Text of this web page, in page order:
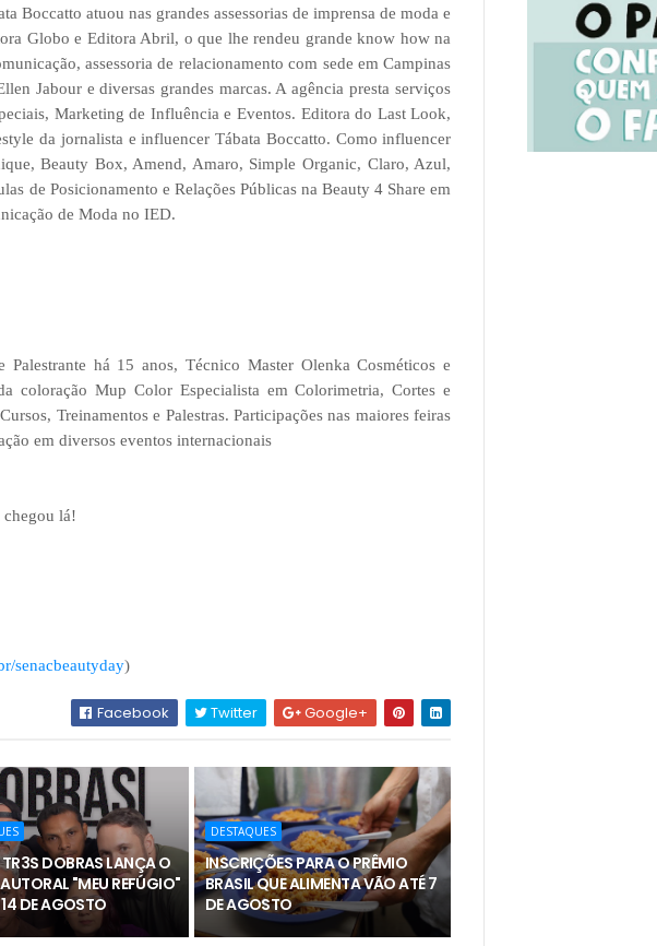
Boccatto atuou nas grandes assessorias de imprensa de moda e
Globo e Editora Abril, o que lhe rendeu grande know how na
assessoria de relacionamento com sede em Campinas
Jabour e diversas grandes marcas. A agência presta serviços
Marketing de Influência e Eventos. Editora do Last Look,
da jornalista e influencer Tábata Boccatto. Como influencer
Beauty Box, Amend, Amaro, Simple Organic, Claro, Azul,
de Posicionamento e Relações Públicas na Beauty 4 Share em
de Moda no IED.
há 15 anos, Técnico Master Olenka Cosméticos e
coloração Mup Color Especialista em Colorimetria, Cortes e
Treinamentos e Palestras. Participações nas maiores feiras
em diversos eventos internacionais
chegou lá!
senacbeautyday)
Facebook Twitter Google+
DOBRAS LANÇA O
"MEU REFÚGIO"
DE AGOSTO
DESTAQUES
INSCRIÇÕES PARA O PRÊMIO
BRASIL QUE ALIMENTA VÃO ATÉ 7
DE AGOSTO